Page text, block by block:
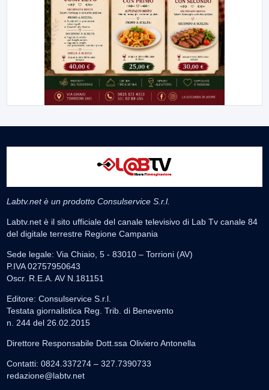
Labtv.net è un prodotto Consulservice S.r.l.
Labtv.net è il sito ufficiale del canale televisivo di Lab Tv canale 84
del digitale terrestre Regione Campania
Sede legale: Via Chiaio, 5 - 83010 – Torrioni (AV)
P.IVA 02757950643
Oscr. R.E.A. AV N.181151
Editore: Consulservice S.r.l.
Testata giornalistica Reg. Trib. di Benevento
n. 244 del 26.02.2015
Direttore Responsabile Dott.ssa Oliviero Antonella
Contatti: 0824.337274 – 327.7390733
redazione@labtv.net